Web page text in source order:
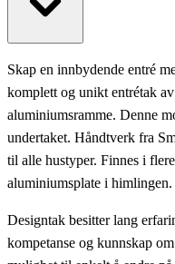
Skap en innbydende entré
komplett og unikt entrétak
aluminiumsramme. Denne
undertaket. Håndtverk fra
til alle hustyper. Finnes i
aluminiumsplate i
Designtak besitter lang
kompetanse og kunnskap